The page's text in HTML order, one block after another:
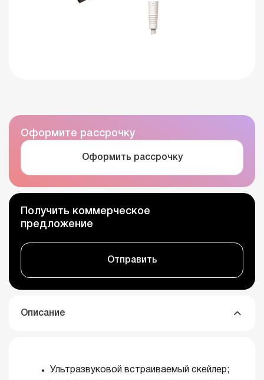
Оформите рассрочку
Оформить рассрочку
Получить коммерческое
предложение
Отправить
Описание
Ультразвуковой встраиваемый скейлер;